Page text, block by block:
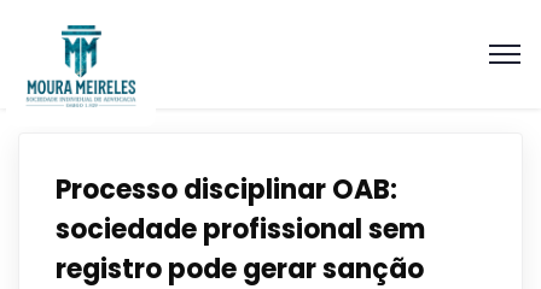
Processo disciplinar OAB:
sociedade profissional sem
registro pode gerar sanção